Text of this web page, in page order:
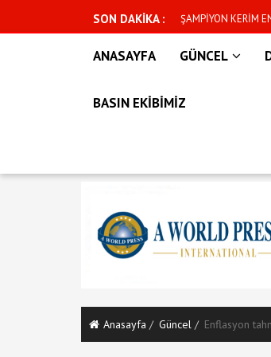
SON DAKİKA : ŞAMPİYON KERİM
İÇİN CUMARTESİ
ANASAYFA GÜNCEL
BASIN EKİBİMİZ
Anasayfa Güncel Enflasyon